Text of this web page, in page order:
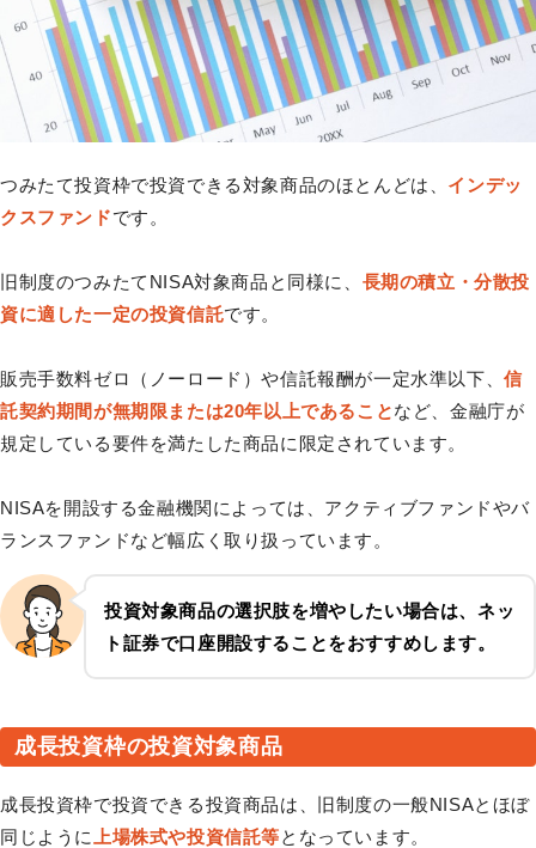
つみたて投資枠で投資できる対象商品のほとんどは、 インデッ
クスファンドです。
旧制度のつみたてNISA対象商品と同様に、 長期の積立・分散投
資に適した一定の投資信託です。
販売手数料ゼロ（ノーロード）や信託報酬が一定水準以下、信
託契約期間が無期限または20年以上であることなど、金融庁が
規定している要件を満たした商品に限定されています。
NISAを開設する金融機関によっては、アクティブファンドやバ
ランスファンドなど幅広く取り扱っています。
投資対象商品の選択肢を増やしたい場合は、ネッ
ト証券で口座開設することをおすすめします。
成長投資枠の投資対象商品
成長投資枠で投資できる投資商品は、旧制度の一般NISAとほぼ
同じように
上場株式や投資信託等となっています。